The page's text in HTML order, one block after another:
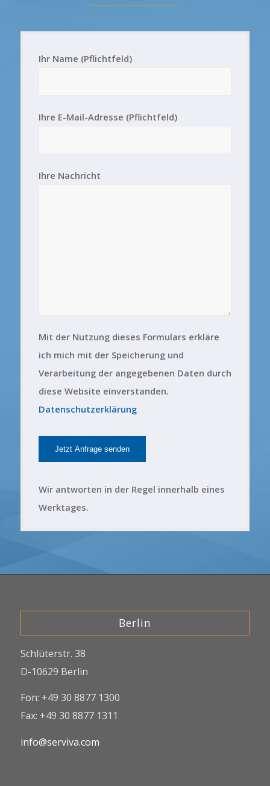
Ihr Name (Pflichtfeld)
Ihre E-Mail-Adresse (Pflichtfeld)
Ihre Nachricht
Mit der Nutzung dieses Formulars erkläre
ich mich mit der Speicherung und
Verarbeitung der angegebenen Daten durch
diese Website einverstanden.
Datenschutzerklärung
Wir antworten in der Regel innerhalb eines
Werktages.
Berlin
Schlüterstr. 38
D-10629 Berlin
Fon: +49 30 8877 1300
Fax: +49 30 8877 1311
info@serviva.com